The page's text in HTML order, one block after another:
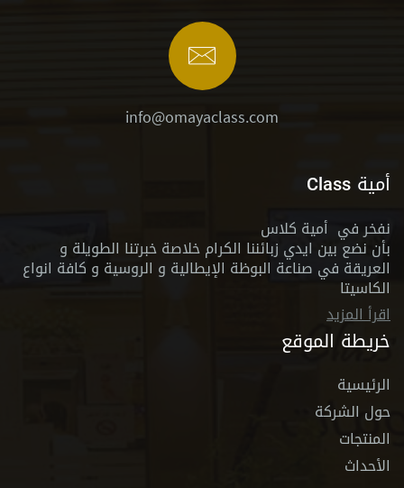
info@omayaclass.com
أمية Class
نفخر في أمية كلاس
بأن نضع بين ايدي زبائننا الكرام خلاصة خبرتنا الطويلة و
العريقة في صناعة البوظة الإيطالية و الروسية و كافة انواع
الكاسيتا
اقرأ المزيد
خريطة الموقع
الرئيسية
حول الشركة
المنتجات
الأحداث